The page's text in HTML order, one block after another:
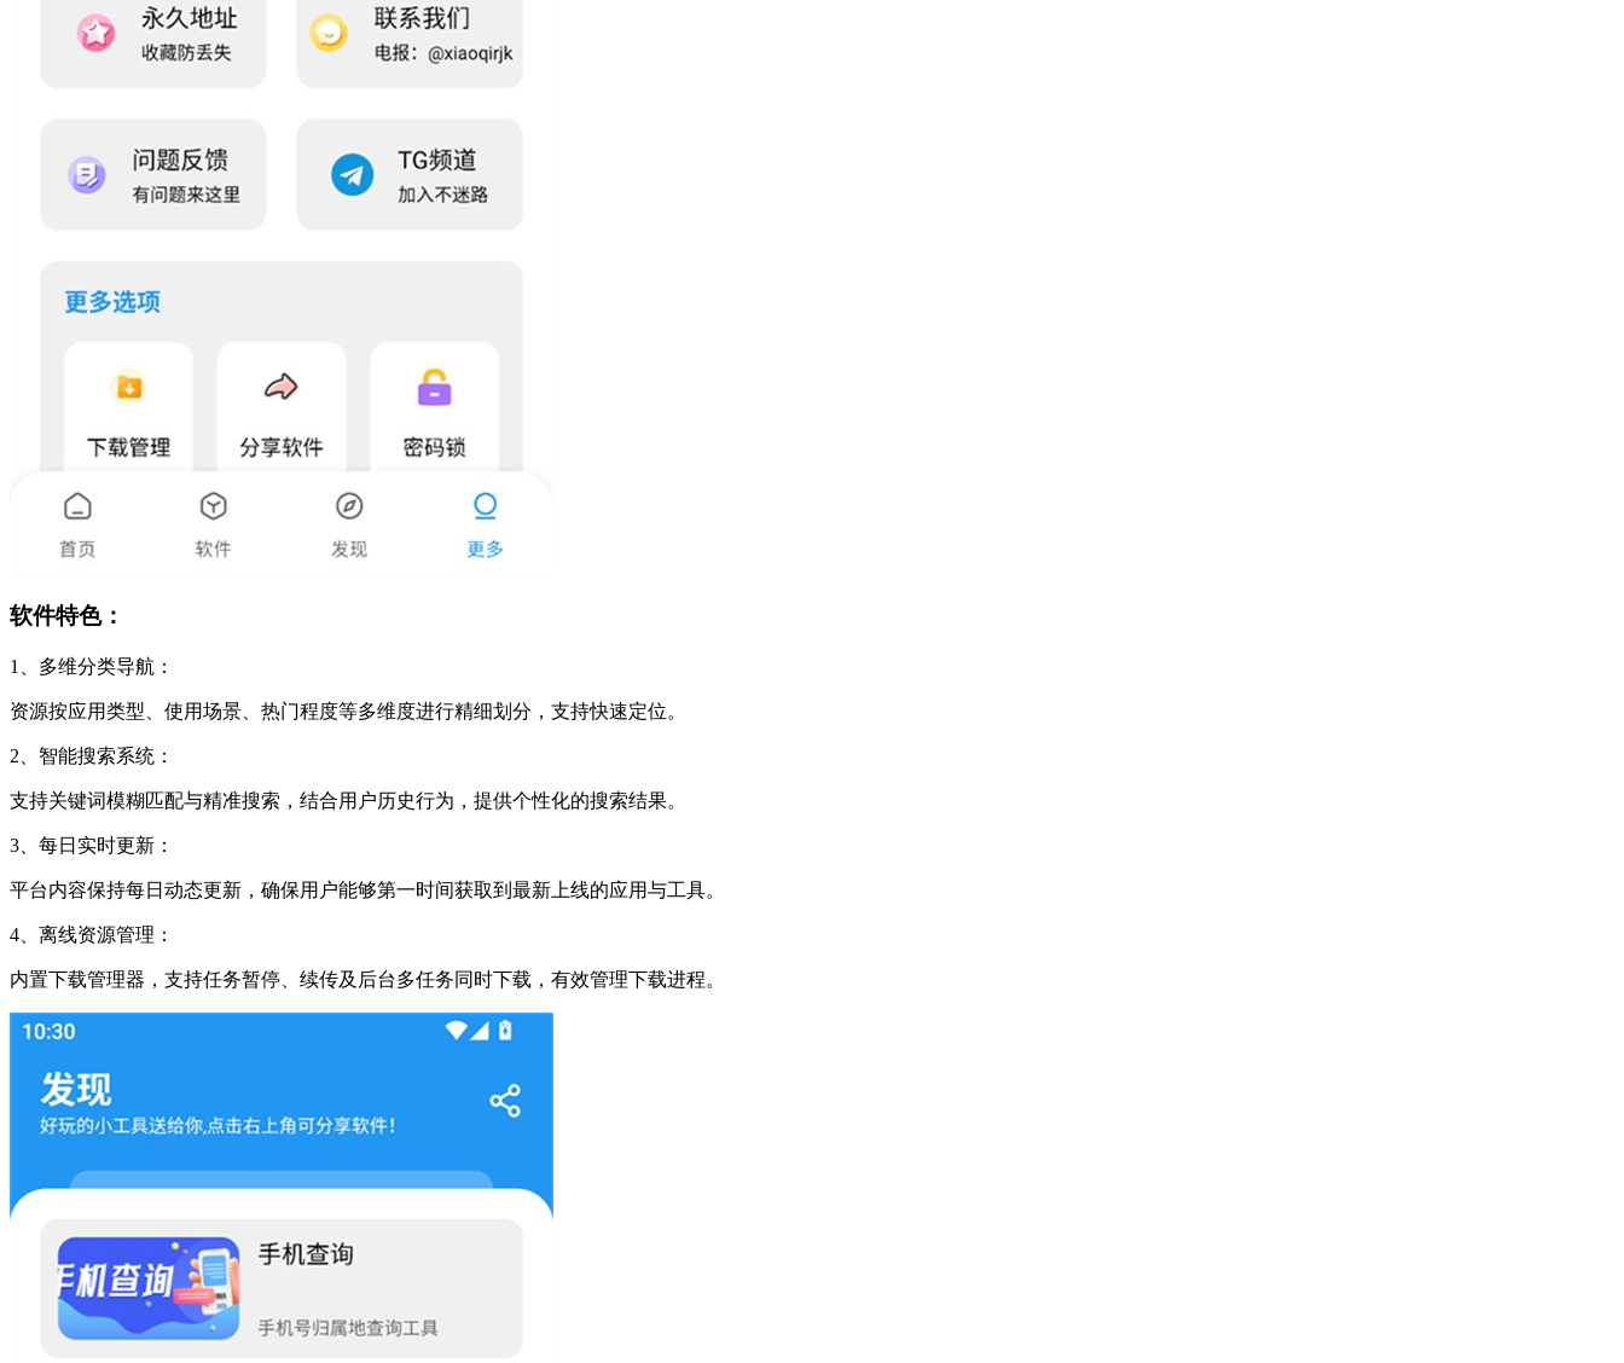
软件特色：
1、多维分类导航：
资源按应用类型、使用场景、热门程度等多维度进行精细划分，支持快速定位。
2、智能搜索系统：
支持关键词模糊匹配与精准搜索，结合用户历史行为，提供个性化的搜索结果。
3、每日实时更新：
平台内容保持每日动态更新，确保用户能够第一时间获取到最新上线的应用与工具。
4、离线资源管理：
内置下载管理器，支持任务暂停、续传及后台多任务同时下载，有效管理下载进程。